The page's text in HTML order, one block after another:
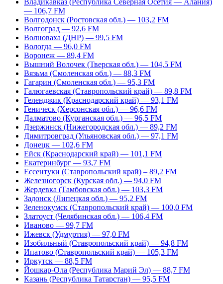
Владикавказ (Республика Северная Осетия — Алания)
— 106,7 FM
Волгодонск (Ростовская обл.) — 103,2 FM
Волгоград — 92,6 FM
Волноваха (ДНР) — 99,5 FM
Вологда — 96,0 FM
Воронеж — 89,4 FM
Вышний Волочек (Тверская обл.) — 104,5 FM
Вязьма (Смоленская обл.) — 88,3 FM
Гагарин (Смоленская обл.) — 95,3 FM
Галюгаевская (Ставропольский край) — 89,8 FM
Геленджик (Краснодарский край) — 93,1 FM
Геническ (Херсонская обл.) — 96,6 FM
Далматово (Курганская обл.) — 96,5 FM
Дзержинск (Нижегородская обл.) — 89,2 FM
Димитровград (Ульяновская обл.) — 97,1 FM
Донецк — 102,6 FM
Ейск (Краснодарский край) — 101,1 FM
Екатеринбург — 93,7 FM
Ессентуки (Ставропольский край) – 89,2 FM
Железногорск (Курская обл.) — 94,0 FM
Жердевка (Тамбовская обл.) — 103,3 FM
Задонск (Липецкая обл.) — 95,2 FM
Зеленокумск (Ставропольский край) — 100,0 FM
Златоуст (Челябинская обл.) — 106,4 FM
Иваново — 99,7 FM
Ижевск (Удмуртия) — 97,0 FM
Изобильный (Ставропольский край) — 94,8 FM
Ипатово (Ставропольский край) — 105,3 FM
Иркутск — 88,5 FM
Йошкар-Ола (Республика Марий Эл) — 88,7 FM
Казань (Республика Татарстан) — 95,5 FM